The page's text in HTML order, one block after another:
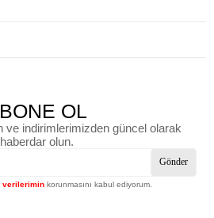
OL
ve indirimlerimizden güncel olarak
haberdar olun.
Gönder
verilerimin korunmasını kabul ediyorum.